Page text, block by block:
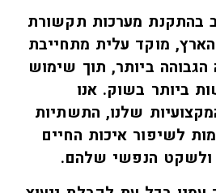
בהתקנת מערכות תקשורת
מוקד עלית מתחייבת
ביותר, תוך שימוש
ביותר בשוק. אנו
שלנו, התשתיות
לשיפור איכות החיים
ולשקט הנפשי שלהם.